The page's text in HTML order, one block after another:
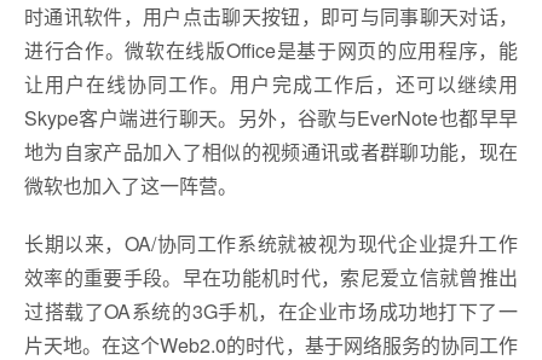
时通讯软件，用户点击聊天按钮，即可与同事聊天对话，
进行合作。微软在线版Office是基于网页的应用程序，能
让用户在线协同工作。用户完成工作后，还可以继续用
Skype客户端进行聊天。另外，谷歌与EverNote也都早早
地为自家产品加入了相似的视频通讯或者群聊功能，现在
微软也加入了这一阵营。
长期以来，OA/协同工作系统就被视为现代企业提升工作
效率的重要手段。早在功能机时代，索尼爱立信就曾推出
过搭载了OA系统的3G手机，在企业市场成功地打下了一
片天地。在这个Web2.0的时代，基于网络服务的协同工作